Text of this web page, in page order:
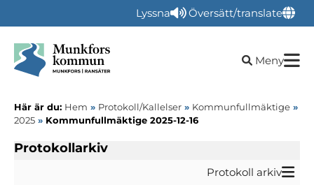
Lyssna Översätt/translate
Öppna
Meny
Här är du: Hem » Protokoll/Kallelser » Kommunfullmäktige »
2025 » Kommunfullmäktige 2025-12-16
Protokollarkiv
Protokoll arkiv